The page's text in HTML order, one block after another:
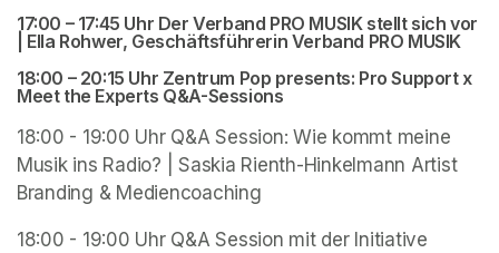
17:00 – 17:45 Uhr Der Verband PRO MUSIK stellt sich vor
| Ella Rohwer, Geschäftsführerin Verband PRO MUSIK
18:00 – 20:15 Uhr Zentrum Pop presents: Pro Support x
Meet the Experts Q&A-Sessions
18:00 - 19:00 Uhr Q&A Session: Wie kommt meine
Musik ins Radio? | Saskia Rienth-Hinkelmann Artist
Branding & Mediencoaching
18:00 - 19:00 Uhr Q&A Session mit der Initiative